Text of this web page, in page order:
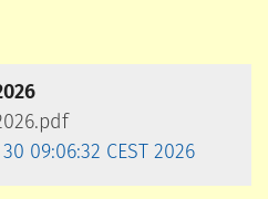
09:06:32 CEST 2026